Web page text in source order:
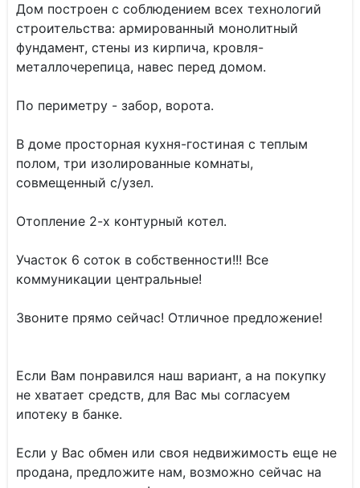
Дом построен с соблюдением всех технологий
строительства: армированный монолитный
фундамент, стены из кирпича, кровля-
металлочерепица, навес перед домом.
По периметру - забор, ворота.
В доме просторная кухня-гостиная с теплым
полом, три изолированные комнаты,
совмещенный с/узел.
Отопление 2-х контурный котел.
Участок 6 соток в собственности!!! Все
коммуникации центральные!
Звоните прямо сейчас! Отличное предложение!
Если Вам понравился наш вариант, а на покупку
не хватает средств, для Вас мы согласуем
ипотеку в банке.
Если у Вас обмен или своя недвижимость еще не
продана, предложите нам, возможно сейчас на